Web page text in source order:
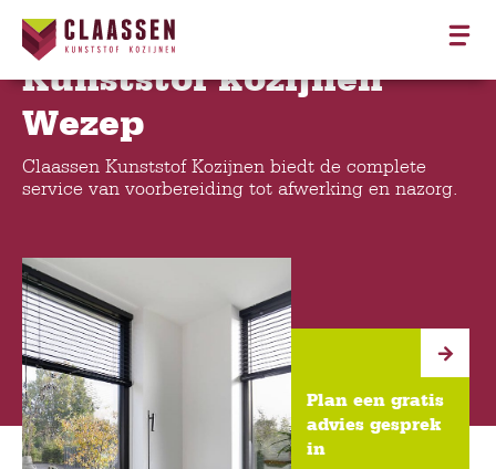
Kunststof kozijnen
Wezep
Claassen Kunststof Kozijnen biedt de complete
service van voorbereiding tot afwerking en nazorg.
Plan een gratis
advies gesprek
in